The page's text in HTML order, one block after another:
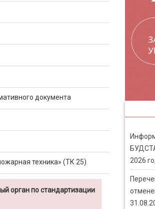
документа
техника» (ТК 25)
орган по стандартизации
2026